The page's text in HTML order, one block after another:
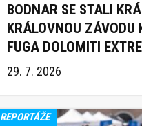
BODNAR SE STALI
KRÁLOVNOU ZÁVODU
FUGA DOLOMITI
TRAIL 2026
29. 7. 2026
REPORTÁŽE